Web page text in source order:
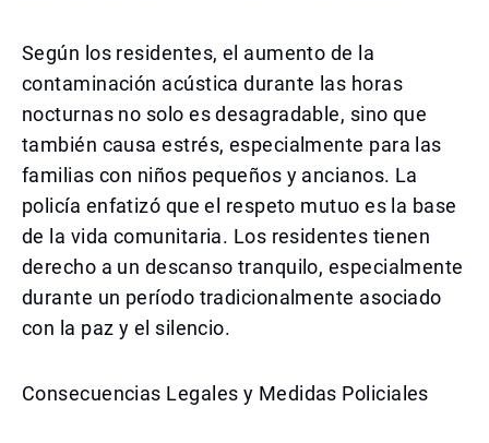
Según los residentes, el aumento de la
contaminación acústica durante las horas
nocturnas no solo es desagradable, sino que
también causa estrés, especialmente para las
familias con niños pequeños y ancianos. La
policía enfatizó que el respeto mutuo es la base
de la vida comunitaria. Los residentes tienen
derecho a un descanso tranquilo, especialmente
durante un período tradicionalmente asociado
con la paz y el silencio.
Consecuencias Legales y Medidas Policiales